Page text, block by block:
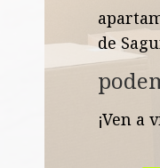
de
¡Ven a